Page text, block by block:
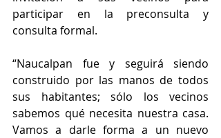
participar en la preconsulta y
consulta formal.
“Naucalpan fue y seguirá siendo
construido por las manos de todos
sus habitantes; sólo los vecinos
sabemos qué necesita nuestra casa.
Vamos a darle forma a un nuevo